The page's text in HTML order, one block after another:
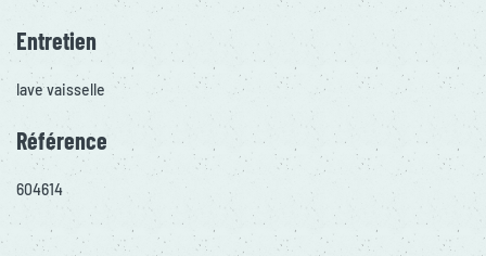
Entretien
lave vaisselle
Référence
604614